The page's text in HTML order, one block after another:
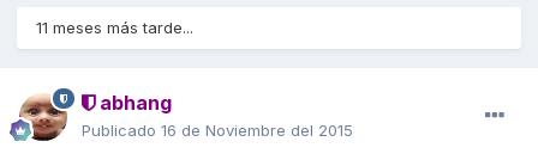
11 meses más tarde...
abhang
Publicado 16 de Noviembre del 2015